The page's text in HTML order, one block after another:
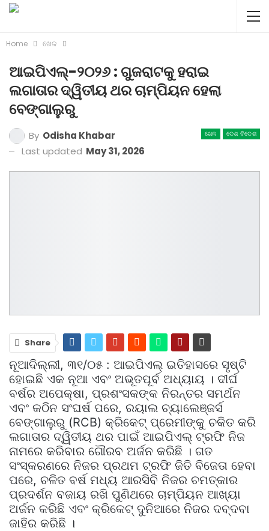
Home ଖେଳ
ଆଇପିଏଲ୍‌-୨୦୨୬ : ଗୁଜରାଟକୁ ହରାଇ
ଲଗାତାର ଦ୍ୱିତୀୟ ଥର ଚାମ୍ପିୟନ ହେଲା
ବେଙ୍ଗାଲୁରୁ
ଖେଳ ଦେଶ ବିଦେଶ
By Odisha Khabar
Last updated May 31, 2026
Share
ନୂଆଦିଲ୍ଲୀ, ୩୧/୦୫ : ଆଇପିଏଲ୍ ଇତିହାସରେ ସୃଷ୍ଟି
ହୋଇଛି ଏକ ନୂଆ ଏବଂ ଅଭୂତପୂର୍ବ ଅଧ୍ୟାୟ । ଦୀର୍ଘ
ବର୍ଷର ଅପେକ୍ଷା, ପ୍ରଶଂସକଙ୍କ ନିରନ୍ତର ସମର୍ଥନ
ଏବଂ କଠିନ ସଂଘର୍ଷ ପରେ, ରୟାଲ ଚ୍ୟାଲେଞ୍ଜର୍ସ
ବେଙ୍ଗାଲୁରୁ (RCB) କ୍ରିକେଟ୍ ପ୍ରେମୀଙ୍କୁ ଚକିତ କରି
ଲଗାତାର ଦ୍ୱିତୀୟ ଥର ପାଇଁ ଆଇପିଏଲ୍ ଟ୍ରଫି ନିଜ
ନାମରେ କରିବାର ଗୌରବ ଅର୍ଜନ କରିଛି । ଗତ
ସଂସ୍କରଣରେ ନିଜର ପ୍ରଥମ ଟ୍ରଫି ଜିତି ବିଜେତା ହେବା
ପରେ, ଚଳିତ ବର୍ଷ ମଧ୍ୟ ଆରସିବି ନିଜର ଚମତ୍କାର
ପ୍ରଦର୍ଶନ ବଜାୟ ରଖି ପୁଣିଥରେ ଚାମ୍ପିୟନ ଆଖ୍ୟା
ଅର୍ଜନ କରିଛି ଏବଂ କ୍ରିକେଟ୍ ଦୁନିଆରେ ନିଜର ଦବ୍‌ଦବା
ଜାହିର କରିଛି ।